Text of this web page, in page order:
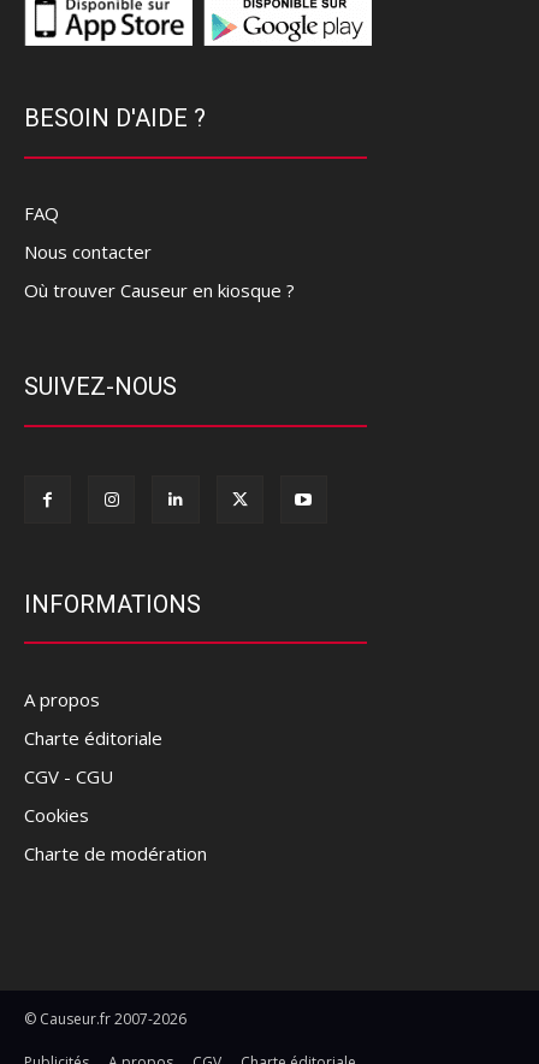
BESOIN D'AIDE ?
FAQ
Nous contacter
Où trouver Causeur en kiosque ?
SUIVEZ-NOUS
INFORMATIONS
A propos
Charte éditoriale
CGV - CGU
Cookies
Charte de modération
© Causeur.fr 2007-2026